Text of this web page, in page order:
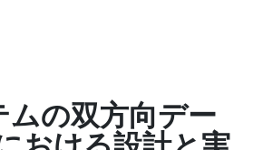
の双方向デー